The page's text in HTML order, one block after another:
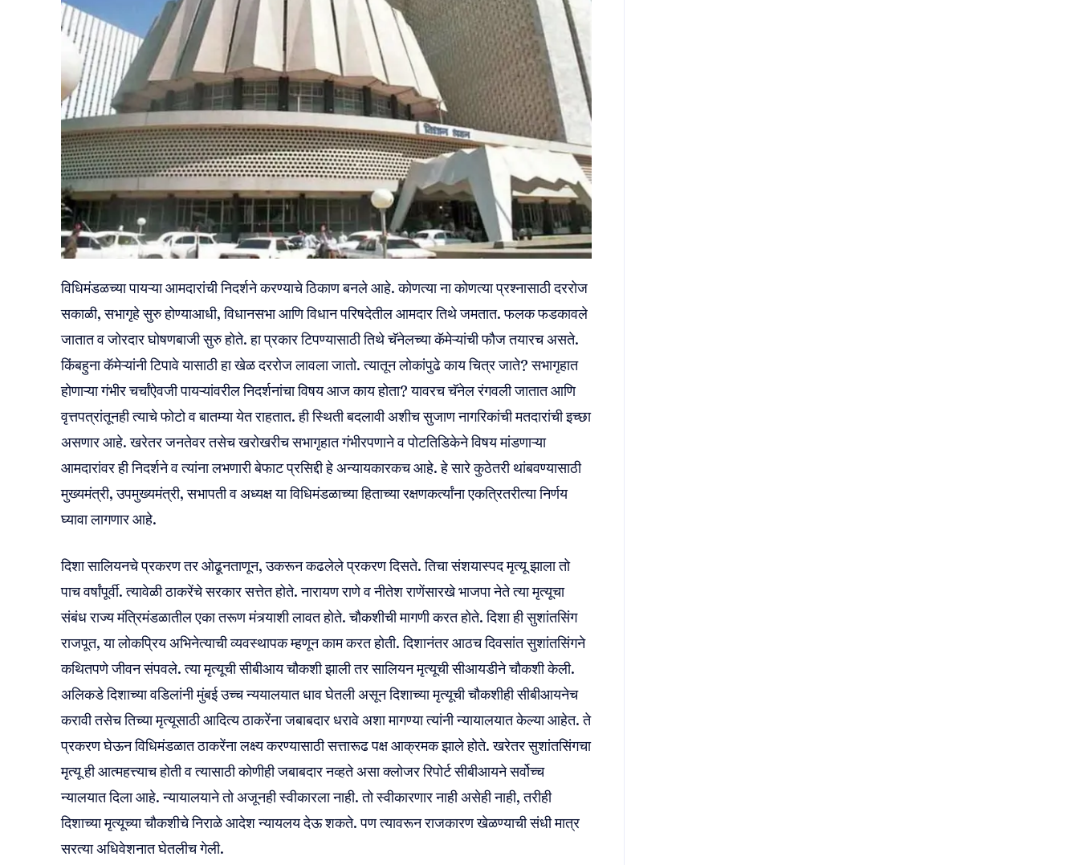
विधिमंडळच्या पायऱ्या आमदारांची निदर्शने करण्याचे ठिकाण बनले आहे. कोणत्या ना कोणत्या प्रश्नासाठी दररोज
सकाळी, सभागृहे सुरु होण्याआधी, विधानसभा आणि विधान परिषदेतील आमदार तिथे जमतात. फलक फडकावले
जातात व जोरदार घोषणबाजी सुरु होते. हा प्रकार टिपण्यासाठी तिथे चॅनेलच्या कॅमेऱ्यांची फौज तयारच असते.
किंबहुना कॅमेऱ्यांनी टिपावे यासाठी हा खेळ दररोज लावला जातो. त्यातून लोकांपुढे काय चित्र जाते? सभागृहात
होणाऱ्या गंभीर चर्चांऐवजी पायऱ्यांवरील निदर्शनांचा विषय आज काय होता? यावरच चॅनेल रंगवली जातात आणि
वृत्तपत्रांतूनही त्याचे फोटो व बातम्या येत राहतात. ही स्थिती बदलावी अशीच सुजाण नागरिकांची मतदारांची इच्छा
असणार आहे. खरेतर जनतेवर तसेच खरोखरीच सभागृहात गंभीरपणाने व पोटतिडिकेने विषय मांडणाऱ्या
आमदारांवर ही निदर्शने व त्यांना लभणारी बेफाट प्रसिद्दी हे अन्यायकारकच आहे. हे सारे कुठेतरी थांबवण्यासाठी
मुख्यमंत्री, उपमुख्यमंत्री, सभापती व अध्यक्ष या विधिमंडळाच्या हिताच्या रक्षणकर्त्यांना एकत्रितरीत्या निर्णय
घ्यावा लागणार आहे.
दिशा सालियनचे प्रकरण तर ओढूनताणून, उकरून कढलेले प्रकरण दिसते. तिचा संशयास्पद मृत्यू झाला तो
पाच वर्षांपूर्वी. त्यावेळी ठाकरेंचे सरकार सत्तेत होते. नारायण राणे व नीतेश राणेंसारखे भाजपा नेते त्या मृत्यूचा
संबंध राज्य मंत्रिमंडळातील एका तरूण मंत्र्याशी लावत होते. चौकशीची मागणी करत होते. दिशा ही सुशांतसिंग
राजपूत, या लोकप्रिय अभिनेत्याची व्यवस्थापक म्हणून काम करत होती. दिशानंतर आठच दिवसांत सुशांतसिंगने
कथितपणे जीवन संपवले. त्या मृत्यूची सीबीआय चौकशी झाली तर सालियन मृत्यूची सीआयडीने चौकशी केली.
अलिकडे दिशाच्या वडिलांनी मुंबई उच्च न्ययालयात धाव घेतली असून दिशाच्या मृत्यूची चौकशीही सीबीआयनेच
करावी तसेच तिच्या मृत्यूसाठी आदित्य ठाकरेंना जबाबदार धरावे अशा मागण्या त्यांनी न्यायालयात केल्या आहेत. ते
प्रकरण घेऊन विधिमंडळात ठाकरेंना लक्ष्य करण्यासाठी सत्तारूढ पक्ष आक्रमक झाले होते. खरेतर सुशांतसिंगचा
मृत्यू ही आत्महत्त्याच होती व त्यासाठी कोणीही जबाबदार नव्हते असा क्लोजर रिपोर्ट सीबीआयने सर्वोच्च
न्यालयात दिला आहे. न्यायालयाने तो अजूनही स्वीकारला नाही. तो स्वीकारणार नाही असेही नाही, तरीही
दिशाच्या मृत्यूच्या चौकशीचे निराळे आदेश न्यायलय देऊ शकते. पण त्यावरून राजकारण खेळण्याची संधी मात्र
सरत्या अधिवेशनात घेतलीच गेली.